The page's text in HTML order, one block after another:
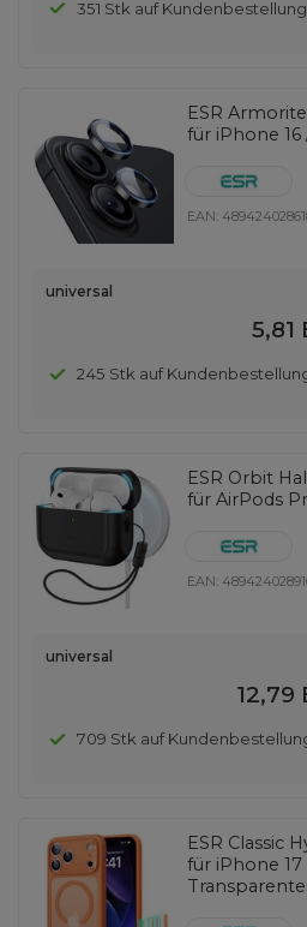
351 Stk auf Kundenbestellung
ESR
für iPhone 16
EAN:
universal
5,81
245 Stk auf
ESR Orbit
für AirPods
EAN:
universal
12,79
709 Stk auf
ESR Classic
für iPhone 17